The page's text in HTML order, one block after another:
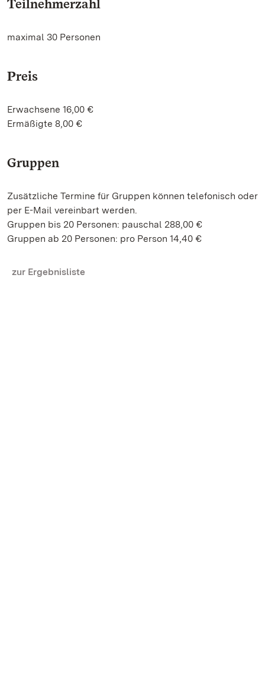
Teilnehmerzahl
maximal 30 Personen
Preis
Erwachsene 16,00 €
Ermäßigte 8,00 €
Gruppen
Zusätzliche Termine für Gruppen können telefonisch oder
per E-Mail vereinbart werden.
Gruppen bis 20 Personen: pauschal 288,00 €
Gruppen ab 20 Personen: pro Person 14,40 €
zur Ergebnisliste